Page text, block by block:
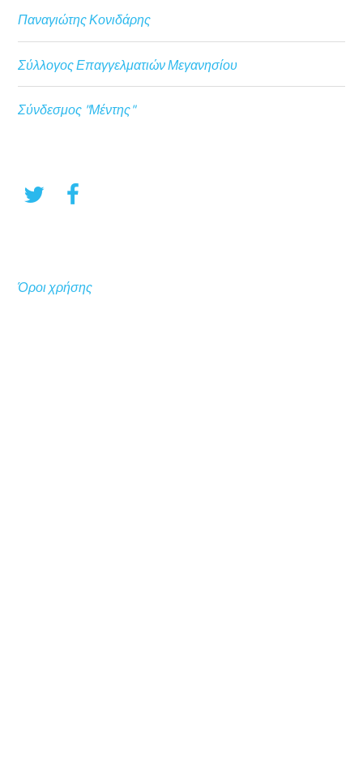
Παναγιώτης Κονιδάρης
Σύλλογος Επαγγελματιών Μεγανησίου
Σύνδεσμος "Μέντης"
Όροι χρήσης